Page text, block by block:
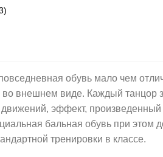
обувь мало чем
во внешнем виде. Каждый танцор
эффект, произведенный
бальная обувь при этом
тренировки в классе.